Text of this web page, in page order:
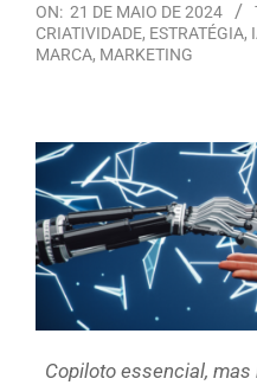
ON: 21 DE MAIO DE 2024
CRIATIVIDADE, ESTRATÉGIA,
MARCA, MARKETING
Copiloto essencial,